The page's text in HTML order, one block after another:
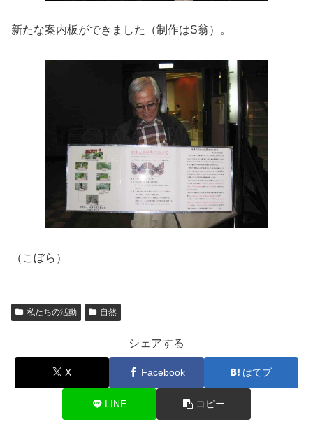
新たな案内板ができました（制作はS翁）。
（こぼら）
私たちの活動 自然
シェアする
X Facebook はてブ
LINE コピー